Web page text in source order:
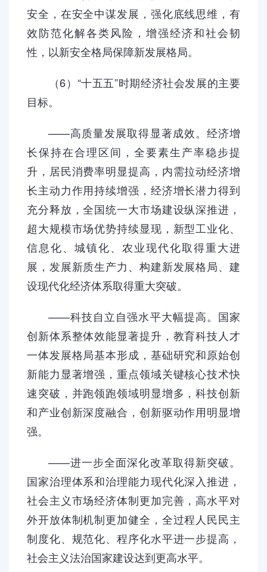
安全，在安全中谋发展，强化底线思维，有
效防范化解各类风险，增强经济和社会韧
性，以新安全格局保障新发展格局。
（6）“十五五”时期经济社会发展的主要
目标。
——高质量发展取得显著成效。经济增
长保持在合理区间，全要素生产率稳步提
升，居民消费率明显提高，内需拉动经济增
长主动力作用持续增强，经济增长潜力得到
充分释放，全国统一大市场建设纵深推进，
超大规模市场优势持续显现，新型工业化、
信息化、城镇化、农业现代化取得重大进
展，发展新质生产力、构建新发展格局、建
设现代化经济体系取得重大突破。
——科技自立自强水平大幅提高。国家
创新体系整体效能显著提升，教育科技人才
一体发展格局基本形成，基础研究和原始创
新能力显著增强，重点领域关键核心技术快
速突破，并跑领跑领域明显增多，科技创新
和产业创新深度融合，创新驱动作用明显增
强。
——进一步全面深化改革取得新突破。
国家治理体系和治理能力现代化深入推进，
社会主义市场经济体制更加完善，高水平对
外开放体制机制更加健全，全过程人民民主
制度化、规范化、程序化水平进一步提高，
社会主义法治国家建设达到更高水平。